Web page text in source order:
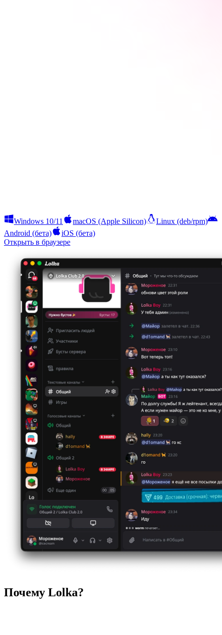
Windows 10/11 macOS (Apple Silicon)
Linux (deb/rpm)
Android (бета)
iOS (бета)
Открыть в браузере
Почему Lolka?